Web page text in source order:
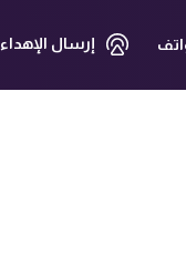
إرسال الإهداء